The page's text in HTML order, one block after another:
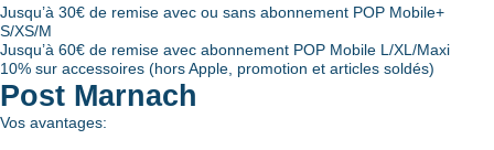
Jusqu’à 30€ de remise avec ou sans abonnement POP Mobile+
S/XS/M
Jusqu’à 60€ de remise avec abonnement POP Mobile L/XL/Maxi
10% sur accessoires (hors Apple, promotion et articles soldés)
Post Marnach
Vos avantages: